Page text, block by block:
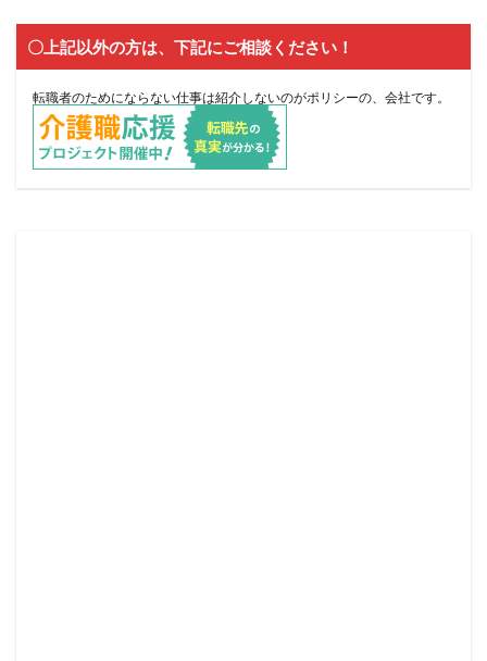
〇上記以外の方は、下記にご相談ください！
転職者のためにならない仕事は紹介しないのがポリシーの、会社です。